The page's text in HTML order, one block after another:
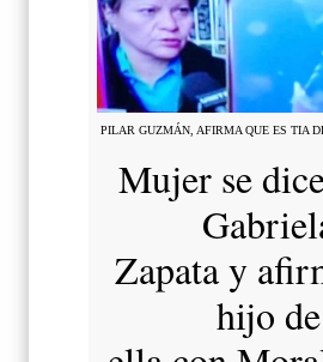
PILAR GUZMÁN, AFIRMA QUE ES TIA
Mujer se
Zapata y
hijo de